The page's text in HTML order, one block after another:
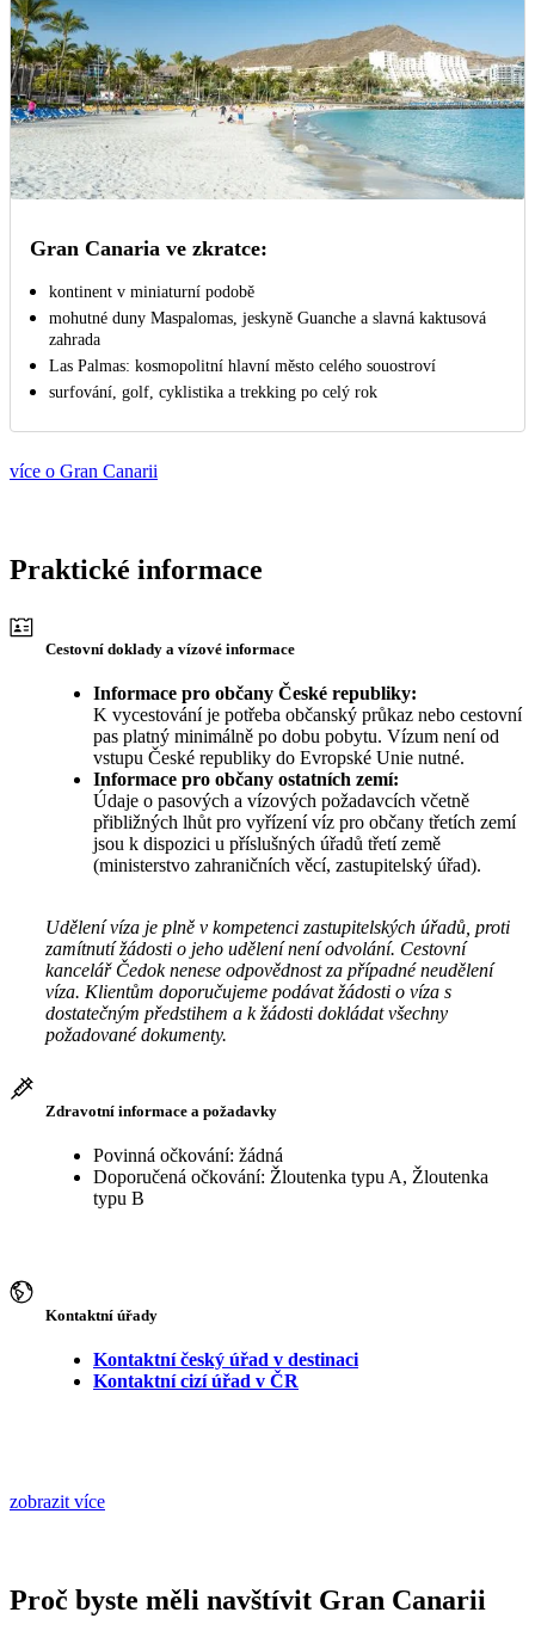
Gran Canaria ve zkratce:
kontinent v miniaturní podobě
mohutné duny Maspalomas, jeskyně Guanche a slavná kaktusová
zahrada
Las Palmas: kosmopolitní hlavní město celého souostroví
surfování, golf, cyklistika a trekking po celý rok
více o Gran Canarii
Praktické informace
Cestovní doklady a vízové informace
Informace pro občany České republiky:
K vycestování je potřeba občanský průkaz nebo cestovní
pas platný minimálně po dobu pobytu. Vízum není od
vstupu České republiky do Evropské Unie nutné.
Informace pro občany ostatních zemí:
Údaje o pasových a vízových požadavcích včetně
přibližných lhůt pro vyřízení víz pro občany třetích zemí
jsou k dispozici u příslušných úřadů třetí země
(ministerstvo zahraničních věcí, zastupitelský úřad).
Udělení víza je plně v kompetenci zastupitelských úřadů, proti
zamítnutí žádosti o jeho udělení není odvolání. Cestovní
kancelář Čedok nenese odpovědnost za případné neudělení
víza. Klientům doporučujeme podávat žádosti o víza s
dostatečným předstihem a k žádosti dokládat všechny
požadované dokumenty.
Zdravotní informace a požadavky
Povinná očkování: žádná
Doporučená očkování: Žloutenka typu A, Žloutenka
typu B
Kontaktní úřady
Kontaktní český úřad v destinaci
Kontaktní cizí úřad v ČR
zobrazit více
Proč byste měli navštívit Gran Canarii